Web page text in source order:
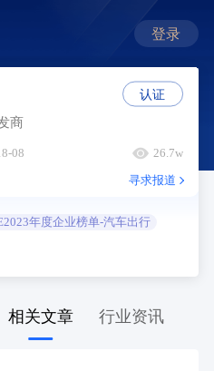
登录
商
08 26.7w
寻求报道
年度企业榜单-汽车出行
认证
相关文章 行业资讯